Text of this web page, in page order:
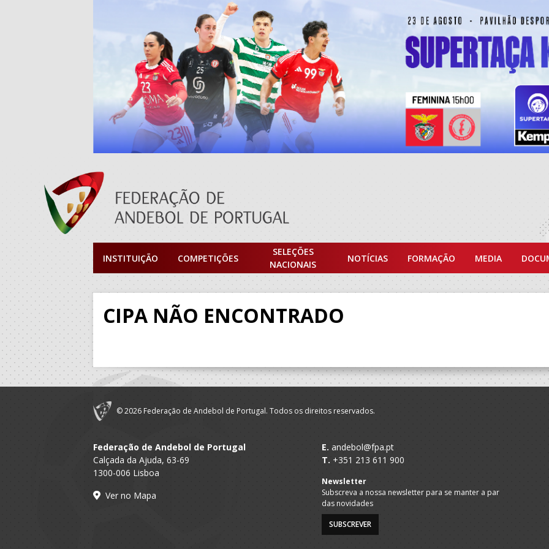
INSTITUIÇÃO COMPETIÇÕES
SELEÇÕES
NACIONAIS
NOTÍCIAS FORMAÇÃO MEDIA
CIPA NÃO ENCONTRADO
© 2026 Federação de Andebol de Portugal. Todos os direitos reservados.
Federação de Andebol de Portugal
Calçada da Ajuda, 63-69
1300-006 Lisboa
Ver no Mapa
E. andebol@fpa.pt
T. +351 213 611 900
Newsletter
Subscreva a nossa newsletter para se manter a par
das novidades
SUBSCREVER